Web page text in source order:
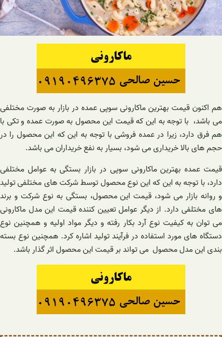
هم اکنون قیمت بهترین ماکارونی سوپی عمده در بازار به صورت مختلفی
می باشد، با توجه به این که قیمت این محصول به صورت عمده و تکی با
هم فرق دارد، زیرا در عمده فروشی با توجه به این که این محصول را در
حجم های بالا خریداری می شود، بسیار به نفع خریداران می باشد.
قیمت عمده بهترین ماکارونی سوپی در بازار بستگی به عوامل مختلفی
دارد، با توجه به این که این نوع محصول توسط شرکت های مختلفی تولید
و روانه بازار می شود، قیمت این محصول، بستگی به نوع شرکت و برند
های مختلفی دارد. از دیگر عوامل تعیین کننده قیمت این مدل ماکارونی
می توان به کیفیت نوع آرد بکار رفته و دیگر مواد اولیه و همچنین نوع
دستگاه های مورد استفاده در فرآیند تولید اشاره کرد. همچنین نوع بسته
بندی این مدل محصول می تواند بر قیمت این محصول اثر گذار باشد.